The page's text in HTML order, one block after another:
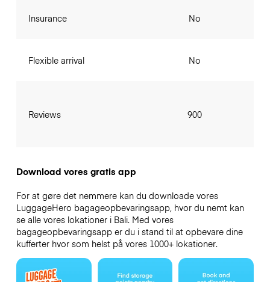
Insurance
Flexible arrival
Reviews
No
No
900
Download vores gratis app
For at gøre det nemmere kan du downloade vores
LuggageHero bagageopbevaringsapp, hvor du nemt kan
se alle vores lokationer i Bali. Med vores
bagageopbevaringsapp er du i stand til at opbevare dine
kufferter hvor som helst på vores 1000+ lokationer.